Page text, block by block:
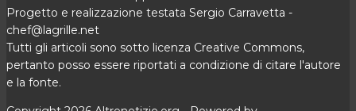
Progetto e realizzazione testata Sergio Carravetta -
chef@lagrille.net
Tutti gli articoli sono sotto licenza Creative Commons,
pertanto posso essere riportati a condizione di citare l'autore
e la fonte.